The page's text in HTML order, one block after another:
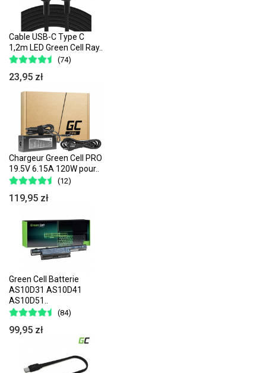
Cable USB-C Type C
1,2m LED Green Cell Ray..
(74)
23,95 zł
Chargeur Green Cell PRO
19.5V 6.15A 120W pour..
(12)
119,95 zł
Green Cell Batterie
AS10D31 AS10D41
AS10D51..
(84)
99,95 zł